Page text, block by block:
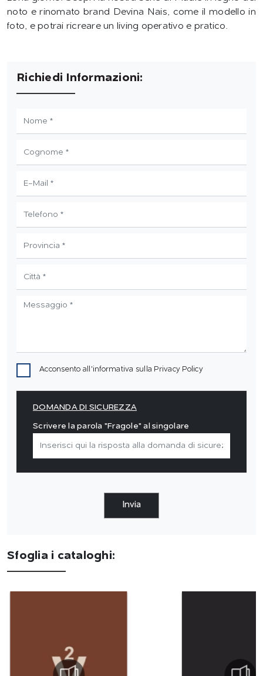
noto e rinomato brand Devina Nais, come il modello in
foto, e potrai ricreare un living operativo e pratico.
Richiedi Informazioni:
Acconsento all'informativa sulla Privacy Policy
DOMANDA DI SICUREZZA
Scrivere la parola "Fragole" al singolare
Invia
Sfoglia i cataloghi: